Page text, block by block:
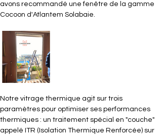
avons recommandé une fenêtre de la gamme
Cocoon d'Atlantem Solabaie.
Notre vitrage thermique agit sur trois
paramètres pour optimiser ses performances
thermiques : un traitement spécial en "couche"
appelé ITR (Isolation Thermique Renforcée) sur